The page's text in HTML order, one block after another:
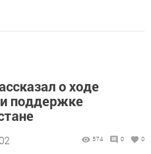
о ходе
поддержке
574 0 0